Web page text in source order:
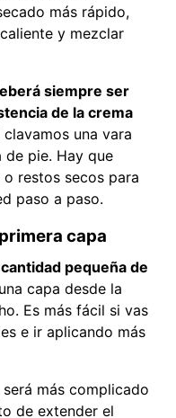
más rápido,
y mezclar
siempre ser
de la crema
una vara
de pie. Hay que
restos secos para
paso a paso.
capa
pequeña de
capa desde la
Es más fácil si vas
e ir aplicando más
más complicado
de extender el